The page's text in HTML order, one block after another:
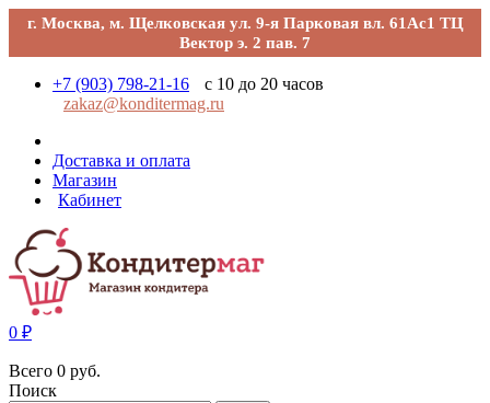
г. Москва, м. Щелковская ул. 9-я Парковая вл. 61Ас1 ТЦ
Вектор э. 2 пав. 7
+7 (903) 798-21-16
с 10 до 20 часов
zakaz@konditermag.ru
Доставка и оплата
Магазин
Кабинет
0 ₽
Всего 0 руб.
Поиск